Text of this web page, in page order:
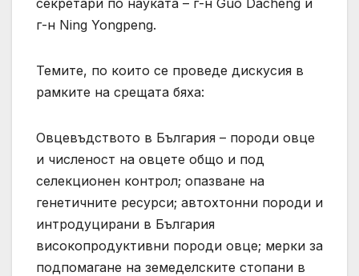
г-н Ning Yongpeng.
Темите, по които се проведе дискусия в
рамките на срещата бяха:
Овцевъдството в България – породи овце
и численост на овцете общо и под
селекционен контрол; опазване на
генетичните ресурси; автохтонни породи и
интродуцирани в България
високопродуктивни породи овце; мерки за
подпомагане на земеделските стопани в